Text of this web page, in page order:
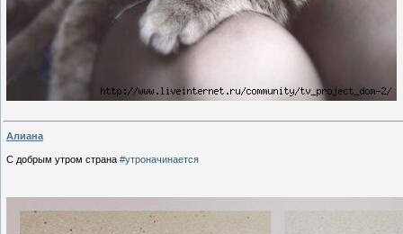
Алиана
С добрым утром страна #утроначинается